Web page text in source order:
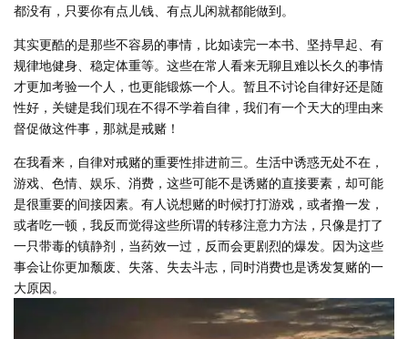
都没有，只要你有点儿钱、有点儿闲就都能做到。
其实更酷的是那些不容易的事情，比如读完一本书、坚持早起、有
规律地健身、稳定体重等。这些在常人看来无聊且难以长久的事情
才更加考验一个人，也更能锻炼一个人。暂且不讨论自律好还是随
性好，关键是我们现在不得不学着自律，我们有一个天大的理由来
督促做这件事，那就是戒赌！
在我看来，自律对戒赌的重要性排进前三。生活中诱惑无处不在，
游戏、色情、娱乐、消费，这些可能不是诱赌的直接要素，却可能
是很重要的间接因素。有人说想赌的时候打打游戏，或者撸一发，
或者吃一顿，我反而觉得这些所谓的转移注意力方法，只像是打了
一只带毒的镇静剂，当药效一过，反而会更剧烈的爆发。因为这些
事会让你更加颓废、失落、失去斗志，同时消费也是诱发复赌的一
大原因。